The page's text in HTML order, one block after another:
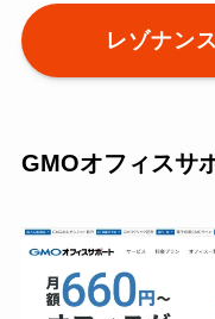
レゾナン
GMOオフィスサ